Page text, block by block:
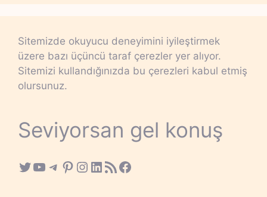
Sitemizde okuyucu deneyimini iyileştirmek
üzere bazı üçüncü taraf çerezler yer alıyor.
Sitemizi kullandığınızda bu çerezleri kabul etmiş
olursunuz.
Seviyorsan gel konuş
Twitter
YouTube
Telegram
Pinterest
Instagram
LinkedIn
RSS FeedFacebook